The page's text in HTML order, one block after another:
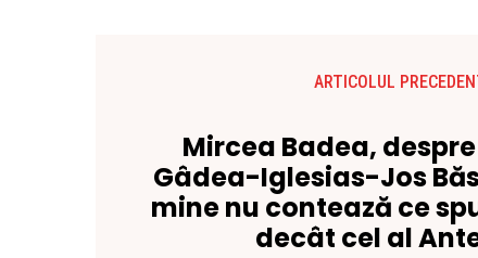
ARTICOLUL
Mircea Badea,
Gâdea-Iglesias-Jos
mine nu contează ce
decât cel al